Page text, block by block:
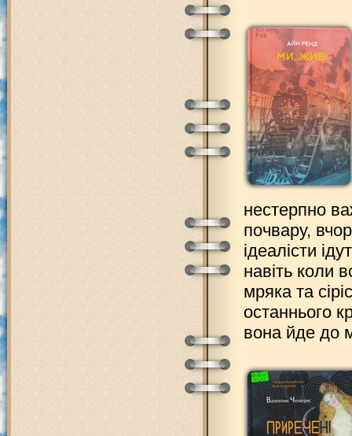
нестерпно
почвару,
ідеалісти
навіть коли
мряка та
останнього
вона йде до